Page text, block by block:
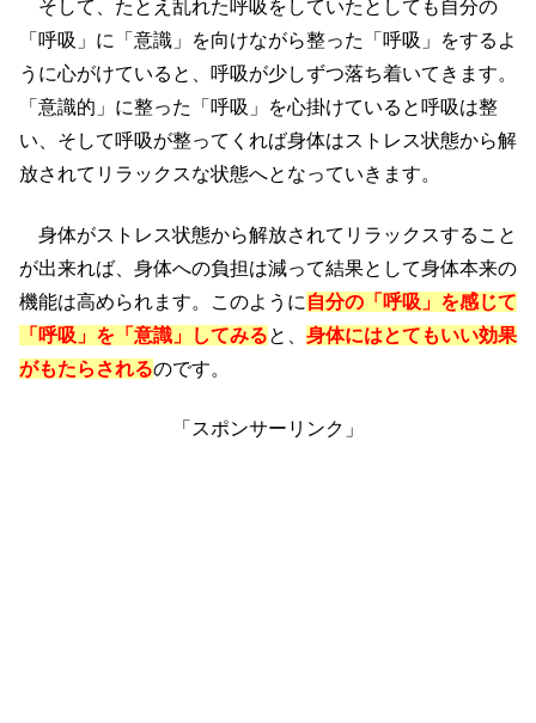
そして、たとえ乱れた呼吸をしていたとしても自分の
「呼吸」に「意識」を向けながら整った「呼吸」をするよ
うに心がけていると、呼吸が少しずつ落ち着いてきます。
「意識的」に整った「呼吸」を心掛けていると呼吸は整
い、そして呼吸が整ってくれば身体はストレス状態から解
放されてリラックスな状態へとなっていきます。
身体がストレス状態から解放されてリラックスすること
が出来れば、身体への負担は減って結果として身体本来の
機能は高められます。このように 自分の「呼吸」を感じて
「呼吸」を「意識」してみると、 身体にはとてもいい効果
がもたらされるのです。
「スポンサーリンク」